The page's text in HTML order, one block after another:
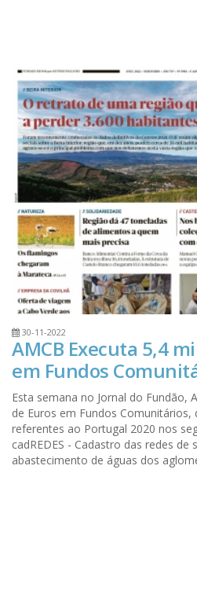
30-11-2022
AMCB Executa 5,4
em Fundos
Esta semana no Jornal do Fundão,
de Euros em Fundos Comunitários,
referentes ao Portugal 2020 nos
cadREDES - Cadastro das redes de
abastecimento de águas dos
estratégicos - Cultura em Rede
Estes projetos foram